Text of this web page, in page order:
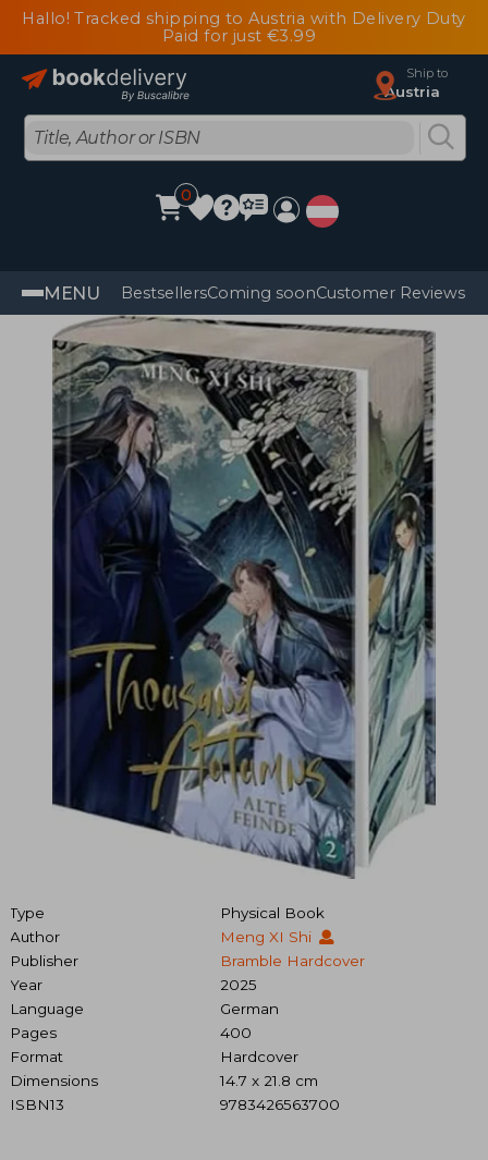
Hallo! Tracked shipping to Austria with Delivery Duty
Paid for just €3.99
Ship to
Austria
0
MENU BestsellersComing soonCustomer Reviews
Type
Physical Book
Author
Meng XI Shi
Publisher
Bramble Hardcover
Year
2025
Language
German
Pages
400
Format
Hardcover
Dimensions
14.7 x 21.8 cm
ISBN13
9783426563700